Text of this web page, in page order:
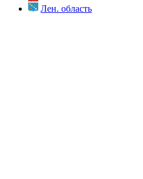
Лен. область